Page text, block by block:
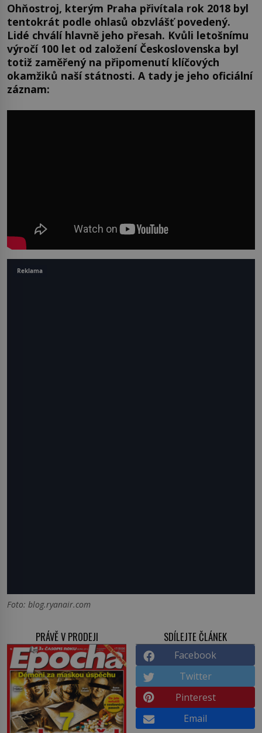
Ohňostroj, kterým Praha přivítala rok 2018 byl
tentokrát podle ohlasů obzvlášť povedený.
Lidé chválí hlavně jeho přesah. Kvůli letošnímu
výročí 100 let od založení Československa byl
totiž zaměřený na připomenutí klíčových
okamžiků naší státnosti. A tady je jeho oficiální
záznam:
Foto: blog.ryanair.com
PRÁVĚ V PRODEJI SDÍLEJTE ČLÁNEK
Facebook
Twitter
Pinterest
Email
Reklama